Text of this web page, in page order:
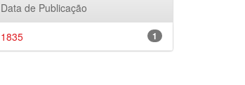
Data de Publicação
1
1835